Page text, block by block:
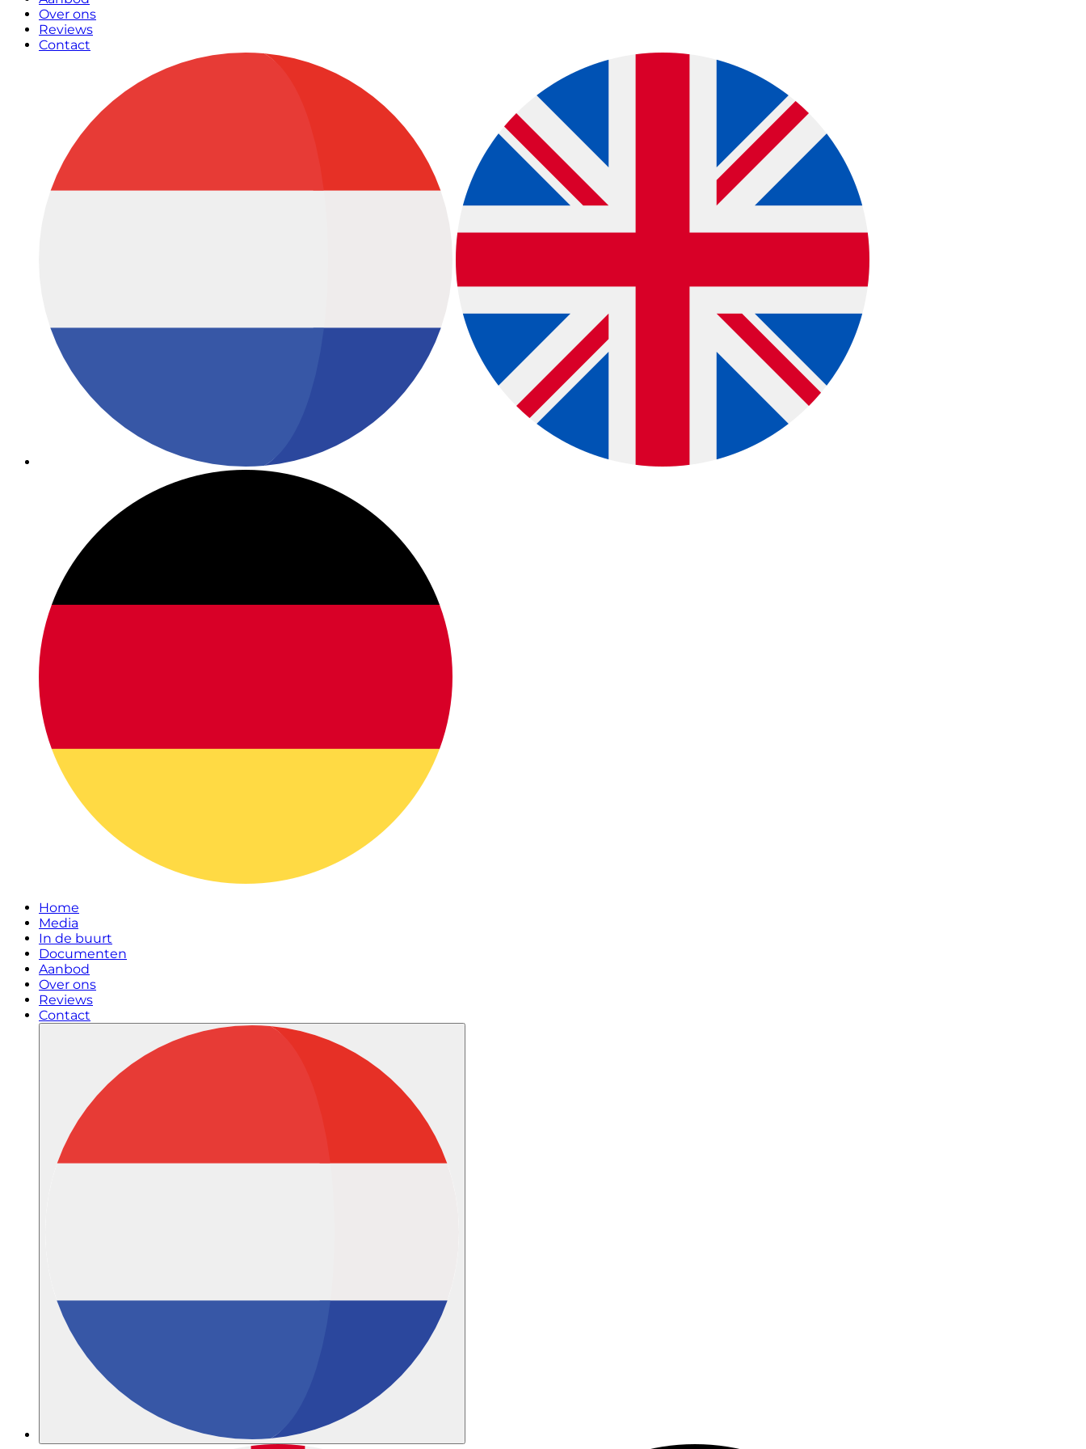
Over ons
Reviews
Contact
Home
Media
In de buurt
Documenten
Aanbod
Over ons
Reviews
Contact